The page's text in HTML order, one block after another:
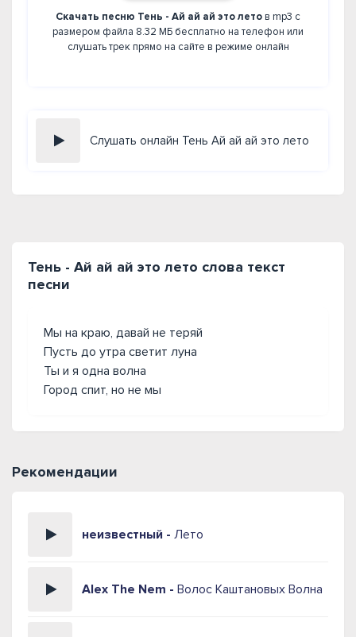
Скачать песню Тень - Ай ай ай это лето в mp3 с
размером файла 8.32 МБ бесплатно на телефон или
слушать трек прямо на сайте в режиме онлайн
Слушать онлайн Тень Ай ай ай это лето
Тень - Ай ай ай это лето слова текст
песни
Мы на краю, давай не теряй
Пусть до утра светит луна
Ты и я одна волна
Город спит, но не мы
Рекомендации
неизвестный - Лето
Alex The Nem - Волос Каштановых Волна